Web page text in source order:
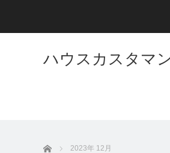
ハウスカスタマ
ホーム 2023年 12月